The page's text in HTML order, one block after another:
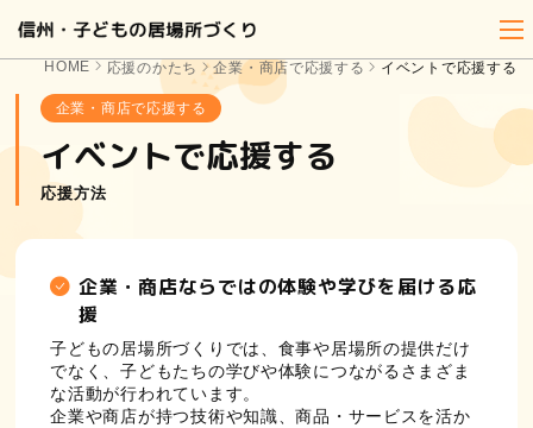
HOME 応援のかたち 企業・商店で応援する イベントで応援する
企業・商店で応援する
イベントで応援する
応援方法
企業・商店ならではの体験や学びを届ける応
援
子どもの居場所づくりでは、食事や居場所の提供だけ
でなく、子どもたちの学びや体験につながるさまざま
な活動が行われています。
企業や商店が持つ技術や知識、商品・サービスを活か